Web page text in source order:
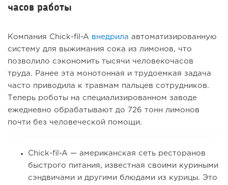
часов работы
Компания Chick-fil-A внедрила автоматизированную
систему для выжимания сока из лимонов, что
позволило сэкономить тысячи человекочасов
труда. Ранее эта монотонная и трудоемкая задача
часто приводила к травмам пальцев сотрудников.
Теперь роботы на специализированном заводе
ежедневно обрабатывают до 726 тонн лимонов
почти без человеческой помощи.
Chick-fil-A — американская сеть ресторанов
быстрого питания, известная своими куриными
сэндвичами и другими блюдами из курицы. Это